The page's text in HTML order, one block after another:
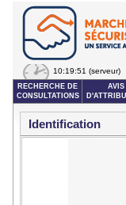
10:19:51 (serveur)
RECHERCHE DE
CONSULTATIONS
AVIS
Identification